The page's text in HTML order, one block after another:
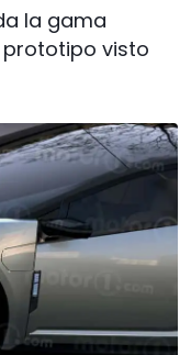
la gama
visto